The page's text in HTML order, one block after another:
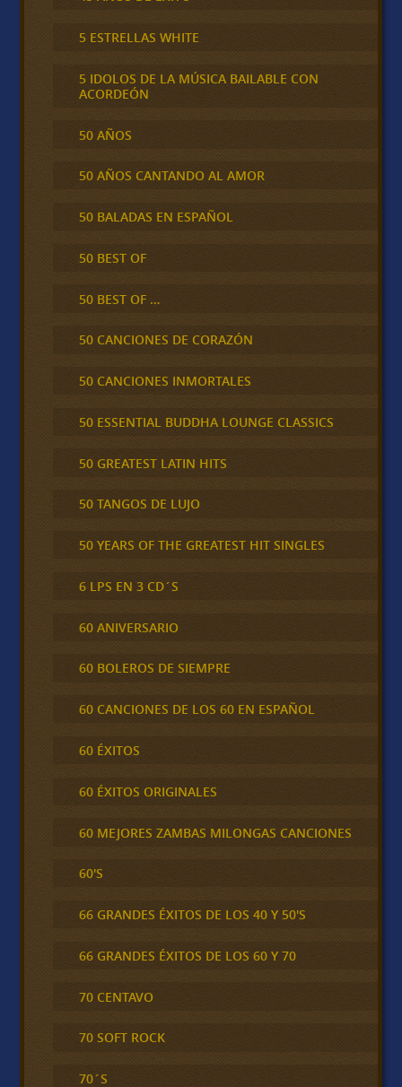
5 ESTRELLAS WHITE
5 IDOLOS DE LA MÚSICA BAILABLE CON
ACORDEÓN
50 AÑOS
50 AÑOS CANTANDO AL AMOR
50 BALADAS EN ESPAÑOL
50 BEST OF
50 BEST OF …
50 CANCIONES DE CORAZÓN
50 CANCIONES INMORTALES
50 ESSENTIAL BUDDHA LOUNGE CLASSICS
50 GREATEST LATIN HITS
50 TANGOS DE LUJO
50 YEARS OF THE GREATEST HIT SINGLES
6 LPS EN 3 CD´S
60 ANIVERSARIO
60 BOLEROS DE SIEMPRE
60 CANCIONES DE LOS 60 EN ESPAÑOL
60 ÉXITOS
60 ÉXITOS ORIGINALES
60 MEJORES ZAMBAS MILONGAS CANCIONES
60'S
66 GRANDES ÉXITOS DE LOS 40 Y 50'S
66 GRANDES ÉXITOS DE LOS 60 Y 70
70 CENTAVO
70 SOFT ROCK
70´S